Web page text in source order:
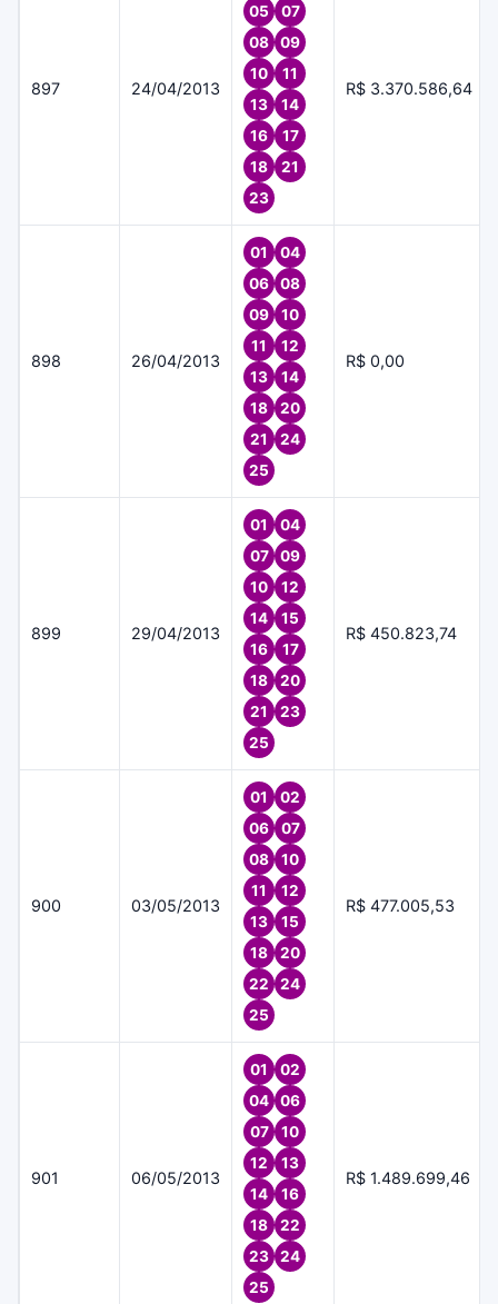
897 24/04/2013
05
07
08
09
10
11
13
14
16
17
18
21
23
R$ 3.370.586,64
898 26/04/2013
01
04
06
08
09
10
11
12
13
14
18
20
21
24
25
R$ 0,00
899 29/04/2013
01
04
07
09
10
12
14
15
16
17
18
20
21
23
25
R$ 450.823,74
900 03/05/2013
01
02
06
07
08
10
11
12
13
15
18
20
22
24
25
R$ 477.005,53
901 06/05/2013
01
02
04
06
07
10
12
13
14
16
18
22
23
24
25
R$ 1.489.699,46